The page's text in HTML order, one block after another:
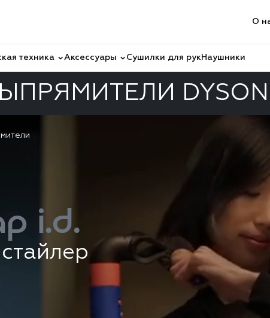
О
техника Аксессуары Сушилки для рукНаушники
DYSON
i.d.